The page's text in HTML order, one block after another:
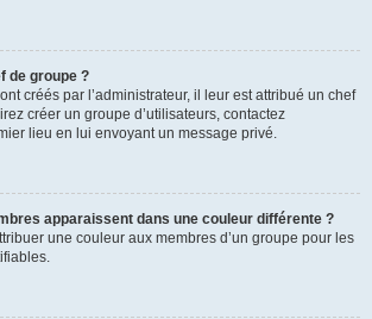
de groupe ?
créés par l’administrateur, il leur est attribué un chef
créer un groupe d’utilisateurs, contactez
lieu en lui envoyant un message privé.
apparaissent dans une couleur différente ?
une couleur aux membres d’un groupe pour les